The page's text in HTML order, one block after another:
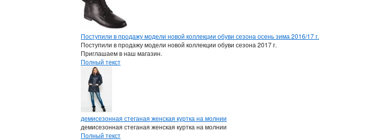
Поступили в продажу модели новой коллекции обуви сезона осень зима 2016/17 г.
Поступили в продажу модели новой коллекции обуви сезона 2017 г.
Приглашаем в наш магазин.
Полный текст
демисезонная стеганая женская куртка на молнии
демисезонная стеганая женская куртка на молнии
Полный текст